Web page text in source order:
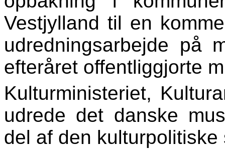
Vestjylland til en
udredningsarbejde på
efteråret offentliggjorte
Kulturministeriet,
udrede det danske
del af den